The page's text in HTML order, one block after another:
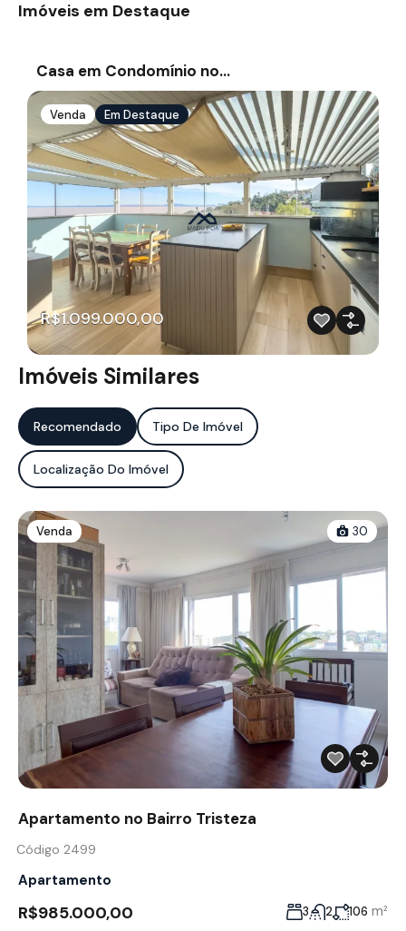
Imóveis em Destaque
Casa em Condomínio no…
Venda Em Destaque
R$1.099.000,00
Imóveis Similares
Recomendado Tipo De Imóvel
Localização Do Imóvel
Venda 30
Apartamento no Bairro Tristeza
Código 2499
Apartamento
R$985.000,00 3 2 106 m²